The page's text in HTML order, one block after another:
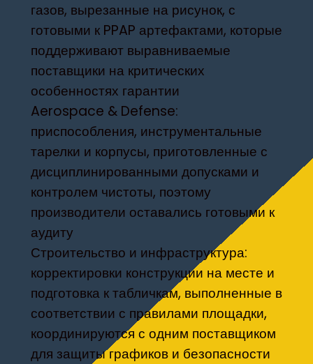
газов, вырезанные на рисунок, с
готовыми к PPAP артефактами, которые
поддерживают выравниваемые
поставщики на критических
особенностях гарантии
Aerospace & Defense:
приспособления, инструментальные
тарелки и корпусы, приготовленные с
дисциплинированными допусками и
контролем чистоты, поэтому
производители оставались готовыми к
аудиту
Строительство и инфраструктура:
корректировки конструкции на месте и
подготовка к табличкам, выполненные в
соответствии с правилами площадки,
координируются с одним поставщиком
для защиты графиков и безопасности